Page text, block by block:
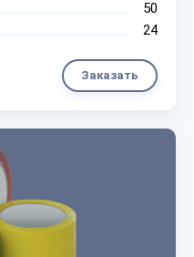
50
24
Заказать